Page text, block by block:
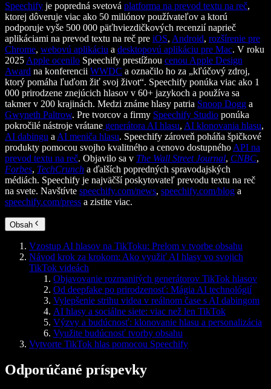
Speechify je popredná svetová platforma na prevod textu na reč,
ktorej dôveruje viac ako 50 miliónov používateľov a ktorú
podporuje vyše 500 000 päťhviezdičkových recenzií naprieč
aplikáciami na prevod textu na reč pre iOS, Android, rozšírenie pre
Chrome, webovú aplikáciu a desktopovú aplikáciu pre Mac. V roku
2025Apple ocenilo Speechify prestížnou cenou Apple Design
Award na konferencii WWDC a označilo ho za „kľúčový zdroj,
ktorý pomáha ľuďom žiť svoj život“. Speechify ponúka viac ako 1
000 prirodzene znejúcich hlasov v 60+ jazykoch a používa sa
takmer v 200 krajinách. Medzi známe hlasy patria Snoop Dogg a
Gwyneth Paltrow. Pre tvorcov a firmy Speechify Studio ponúka
pokročilé nástroje vrátane generátora AI hlasu, AI klonovania hlasu,
AI dabingu aAI meniča hlasu. Speechify zároveň poháňa špičkové
produkty pomocou svojho kvalitného a cenovo dostupnéhoAPI na
prevod textu na reč. Objavilo sa v The Wall Street Journal, CNBC,
Forbes, TechCrunch a ďalších popredných spravodajských
médiách. Speechify je najväčší poskytovateľ prevodu textu na reč
na svete. Navštívte speechify.com/news, speechify.com/blog a
speechify.com/press a zistite viac.
Obsah
Vzostup AI hlasov na TikToku: Prelom v tvorbe obsahu
Návod krok za krokom: Ako využiť AI hlasy vo svojich
TikTok videách
Objavovanie rozmanitých generátorov TikTok hlasov
Od deepfake po prirodzenosť: Mágia AI technológií
Vylepšenie strihu videa v reálnom čase s AI dabingom
AI hlasy a sociálne siete: viac než len TikTok
Výzvy a budúcnosť: klonovanie hlasu a personalizácia
Využite budúcnosť tvorby obsahu
Vytvorte TikTok hlas pomocou Speechify
Odporúčané príspevky